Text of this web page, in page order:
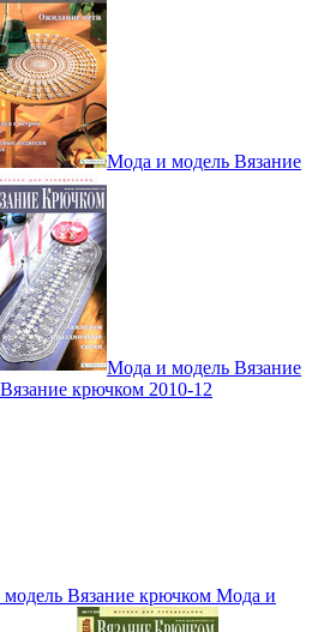
Мода и модель Вязание
Мода и модель Вязание
крючком 2010-12
Вязание крючком Мода и